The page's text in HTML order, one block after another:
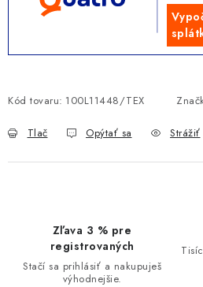
Kód tovaru: 100L11448/TEX
Tlač Opýtať sa Strážiť
Zľava 3 % pre
registrovaných
Stačí sa prihlásiť a nakupuješ
výhodnejšie.